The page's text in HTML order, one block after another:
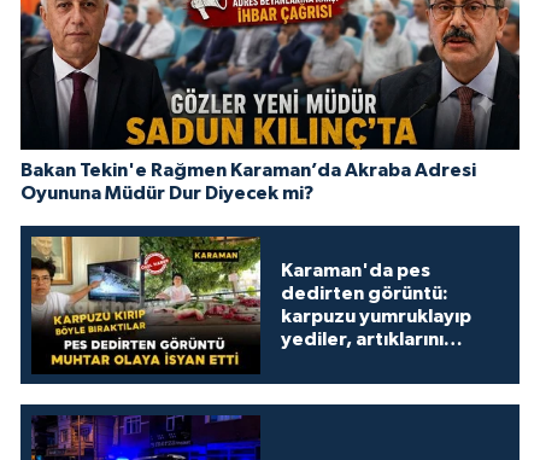
Bakan Tekin'e Rağmen Karaman’da Akraba Adresi
Oyununa Müdür Dur Diyecek mi?
Karaman'da pes
dedirten görüntü:
karpuzu yumruklayıp
yediler, artıklarını